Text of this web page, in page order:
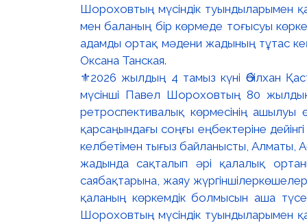
⚜️2026 жылдың 4 тамыз күні Әбілхан
мүсінші Павел Шороховтың 80
ретроспективалық көрмесінің ашылуы
қарсаңындағы соңғы еңбектеріне
келбетімен тығыз байланысты, Алматы,
жадында сақталып әрі қалалық
саябақтарына, жаяу
қаланың көркемдік болмысын аша
Шороховтың мүсіндік туындыларымен